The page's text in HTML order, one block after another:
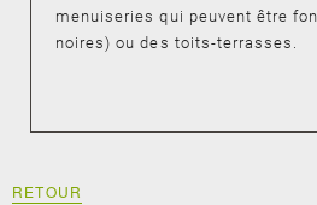
menuiseries qui peuvent être
noires) ou des toits-terrasses.
RETOUR